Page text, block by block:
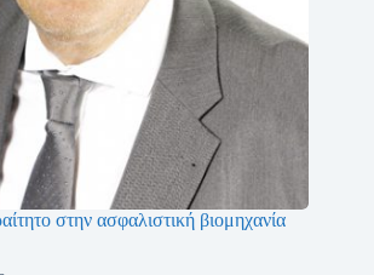
στην ασφαλιστική βιομηχανία